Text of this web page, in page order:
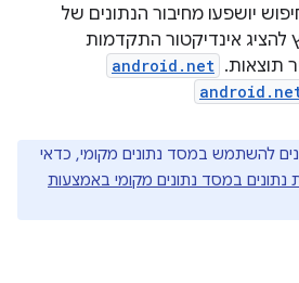
יושפעו מחיבור הנתונים של
אינדיקטור התקדמות
תוצאות. android.net
להשתמש במסד נתונים מקומי, כדאי
נתונים במסד נתונים מקומי באמצעות